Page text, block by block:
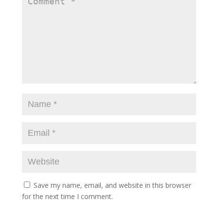
Save my name, email, and website in this browser
for the next time I comment.